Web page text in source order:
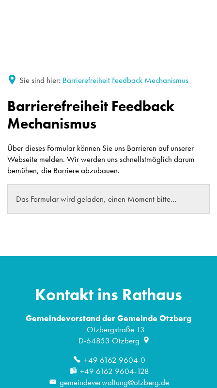
Sie sind hier: Barrierefreiheit Feedback Mechanismus
Barrierefreiheit
Feedback
Mechanismus
Barrierefreiheit Feedback
Mechanismus
Über dieses Formular können Sie uns Barrieren auf unserer
Webseite melden. Wir werden uns schnellstmöglich darum
bemühen, die Barriere abzubauen.
Das Formular wird geladen, einen Moment bitte…
Kontakt ins Rathaus
Gemeindevorstand der Gemeinde Otzberg
Otzbergstraße 13
D-64853 Otzberg
+49 6162 9604-0
+49 6162 9604-128
gemeindeverwaltung@otzberg.de